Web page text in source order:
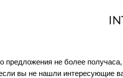
предложения не более
вы не нашли интересующие